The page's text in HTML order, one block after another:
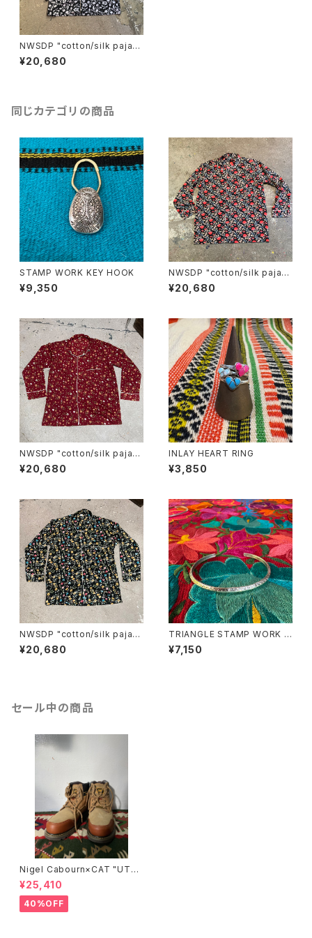
NWSDP "cotton/silk pajam
as"/BLACK FLOWER
¥20,680
同じカテゴリの商品
STAMP WORK KEY HOOK
¥9,350
NWSDP "cotton/silk pajam
as"/BLACK RED FLOWER
¥20,680
NWSDP "cotton/silk pajam
as"/BORDEAUX SMALL FL
OWER
¥20,680
INLAY HEART RING
¥3,850
NWSDP "cotton/silk pajam
as"/BLACK SMALL FLOWE
R
¥20,680
TRIANGLE STAMP WORK B
ANGLE(3mm)
¥7,150
セール中の商品
Nigel Cabourn×CAT "UTA
H"/BROWN
¥25,410
40%OFF